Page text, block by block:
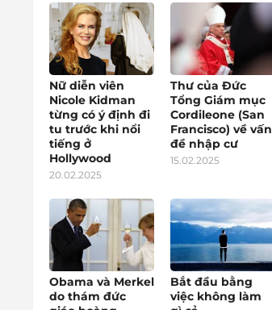
Nữ diễn viên
Nicole Kidman
từng có ý định đi
tu trước khi nổi
tiếng ở
Hollywood
20.02.2025
Thư của Đức
Tổng Giám mục
Cordileone (San
Francisco) về vấn
đề nhập cư
15.02.2025
Obama và Merkel
do thám đức
Bắt đầu bằng
việc không làm